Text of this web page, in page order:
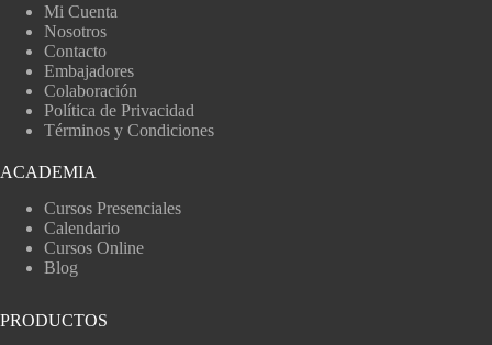
Mi Cuenta
Nosotros
Contacto
Embajadores
Colaboración
Política de Privacidad
Términos y Condiciones
ACADEMIA
Cursos Presenciales
Calendario
Cursos Online
Blog
PRODUCTOS